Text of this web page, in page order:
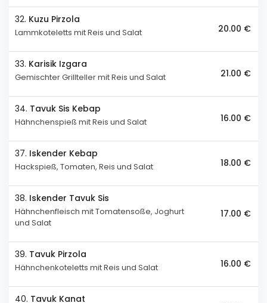
32. Kuzu Pirzola
Lammkoteletts mit Reis und Salat 20.00 €
33. Karisik Izgara
Gemischter Grillteller mit Reis und Salat 21.00 €
34. Tavuk Sis Kebap
Hähnchenspieß mit Reis und Salat 16.00 €
37. Iskender Kebap
Hackspieß, Tomaten, Reis und Salat 18.00 €
38. Iskender Tavuk Sis
Hähnchenfleisch mit Tomatensoße, Joghurt
und Salat
17.00 €
39. Tavuk Pirzola
Hähnchenkoteletts mit Reis und Salat 16.00 €
40. Tavuk Kanat